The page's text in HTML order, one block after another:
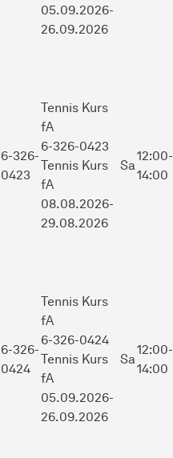
05.09.2026-
26.09.2026
6-326-
0423
Tennis Kurs
fA
6-326-0423
Tennis Kurs
fA
08.08.2026-
29.08.2026
Sa
12:00-
14:00
6-326-
0424
Tennis Kurs
fA
6-326-0424
Tennis Kurs
fA
05.09.2026-
26.09.2026
Sa
12:00-
14:00